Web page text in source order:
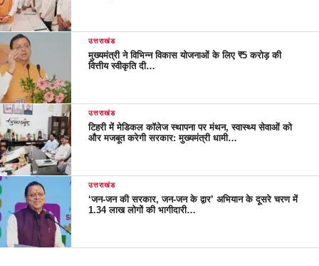
उत्तराखंड
मुख्यमंत्री ने विभिन्न विकास योजनाओं के लिए ₹5 करोड़ की
वित्तीय स्वीकृति दी…
उत्तराखंड
टिहरी में मेडिकल कॉलेज स्थापना पर मंथन, स्वास्थ्य सेवाओं को
और मजबूत करेगी सरकार: मुख्यमंत्री धामी…
उत्तराखंड
‘जन-जन की सरकार, जन-जन के द्वार’ अभियान के दूसरे चरण में
1.34 लाख लोगों की भागीदारी…